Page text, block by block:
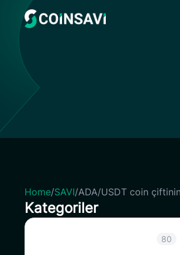
content
Home/SAVI/ADA/USDT coin
Kategoriler
80